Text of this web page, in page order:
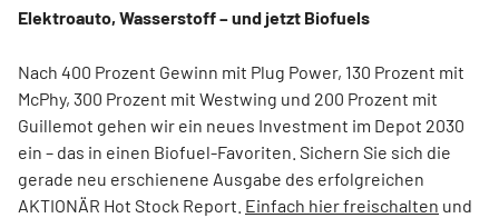
Elektroauto, Wasserstoff – und jetzt Biofuels
Nach 400 Prozent Gewinn mit Plug Power, 130 Prozent mit
McPhy, 300 Prozent mit Westwing und 200 Prozent mit
Guillemot gehen wir ein neues Investment im Depot 2030
ein – das in einen Biofuel-Favoriten. Sichern Sie sich die
gerade neu erschienene Ausgabe des erfolgreichen
AKTIONÄR Hot Stock Report. Einfach hier freischalten und